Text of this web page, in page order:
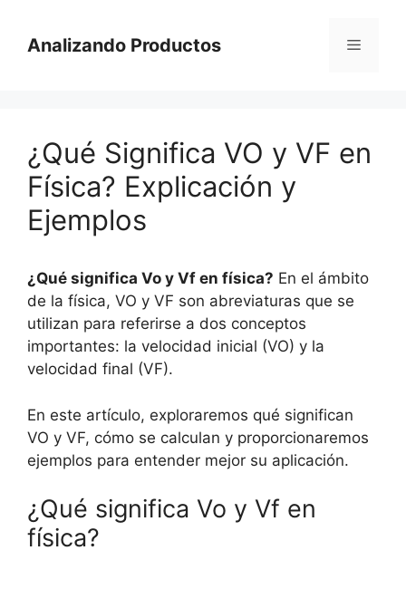
contenido
Analizando Productos Menú
¿Qué Significa VO y VF en
Física? Explicación y
Ejemplos
¿Qué significa Vo y Vf en física? En el ámbito
de la física, VO y VF son abreviaturas que se
utilizan para referirse a dos conceptos
importantes: la velocidad inicial (VO) y la
velocidad final (VF).
En este artículo, exploraremos qué significan
VO y VF, cómo se calculan y proporcionaremos
ejemplos para entender mejor su aplicación.
¿Qué significa Vo y Vf en
física?